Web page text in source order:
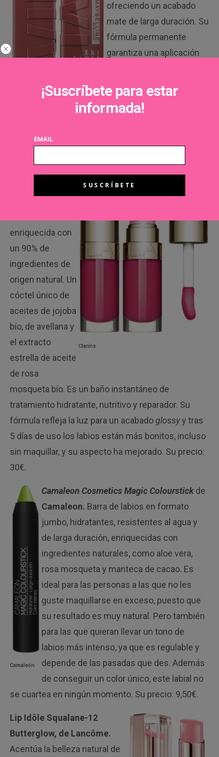
Maybelline NY
ofreciendo un acabado
mate de larga duración. Su
fórmula permanente
garantiza una aplicación
duradera, que no se
transfiere ni se borra.
Además, el aplicador en forma de flecha condensa
cobertura total en una sola pasada, sin necesidad
de retoques. es el producto que necesitas. Su
precio: 8,99€
Clarins
enriquecida con
un 90% de
ingredientes de
origen natural. Un
cóctel único de
aceites de jojoba
bío, de avellana y
el extracto
estrella de aceite
de rosa
mosqueta bío. Es un baño instantáneo de
tratamiento hidratante, nutritivo y reparador. Su
fórmula refleja la luz para un acabadoglossyy tras
5 días de uso los labios están más bonitos, incluso
sin maquillar, y su aspecto ha mejorado. Su precio:
30€.
Camaleón
Camaleon Cosmetics Magic Colourstickde
Camaleon. Barra de labios en formato
jumbo, hidratantes, resistentes al agua y
de larga duración, enriquecidas con
ingredientes naturales, como aloe vera,
rosa mosqueta y manteca de cacao. Es
ideal para las personas a las que no les
guste maquillarse en exceso, puesto que
su resultado es muy natural. Pero también
para las que quieran llevar un tono de
labios más intenso, ya que es regulable y
depende de las pasadas que des. Además
de conseguir un color único, este labial no
se cuartea en ningún momento. Su precio: 9,50€.
Lip Idôle Squalane-12
Butterglow, de Lancôme.
Acentúa la belleza natural de
¡Suscríbete para estar
informada!
EMAIL